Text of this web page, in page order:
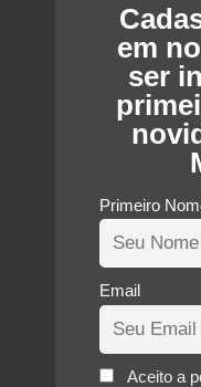
em
ser
Primeiro
Email
Aceito a